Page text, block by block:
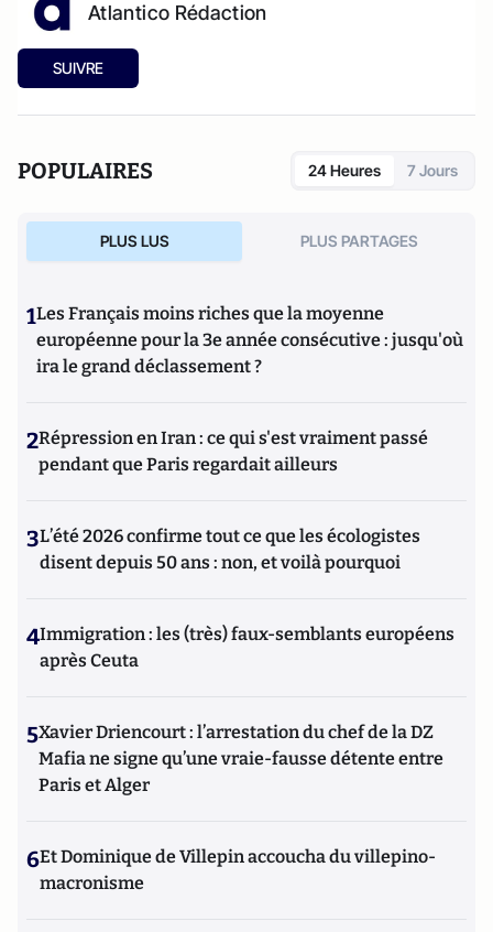
Atlantico Rédaction
SUIVRE
POPULAIRES 24 Heures 7 Jours
PLUS LUS PLUS PARTAGES
1Les Français moins riches que la moyenne
européenne pour la 3e année consécutive : jusqu'où
ira le grand déclassement ?
2Répression en Iran : ce qui s'est vraiment passé
pendant que Paris regardait ailleurs
3L’été 2026 confirme tout ce que les écologistes
disent depuis 50 ans : non, et voilà pourquoi
4Immigration : les (très) faux-semblants européens
après Ceuta
5Xavier Driencourt : l’arrestation du chef de la DZ
Mafia ne signe qu’une vraie-fausse détente entre
Paris et Alger
6Et Dominique de Villepin accoucha du villepino-
macronisme